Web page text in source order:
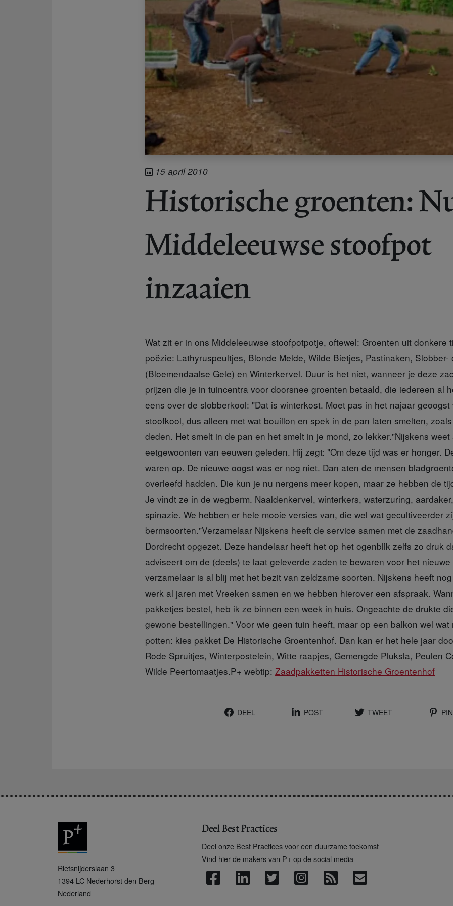
15 april 2010
Historische groenten:
Middeleeuwse stoofpot
inzaaien
Wat zit er in ons Middeleeuwse stoofpotpotje, oftewel: Groenten uit donkere
poëzie: Lathyruspeultjes, Blonde Melde, Wilde Bietjes, Pastinaken, Slobber-
(Bloemendaalse Gele) en Winterkervel. Duur is het niet, wanneer je deze
prijzen die je in tuincentra voor doorsnee groenten betaald, die iedereen al
eens over de slobberkool: "Dat is winterkost. Moet pas in het najaar
stoofkool, dus alleen met wat bouillon en spek in de pan laten smelten,
deden. Het smelt in de pan en het smelt in je mond, zo lekker."Nijskens
eetgewoonten van eeuwen geleden. Hij zegt: "Om deze tijd was er honger.
waren op. De nieuwe oogst was er nog niet. Dan aten de mensen
overleefd hadden. Die kun je nu nergens meer kopen, maar ze hebben de
Je vindt ze in de wegberm. Naaldenkervel, winterkers, waterzuring,
spinazie. We hebben er hele mooie versies van, die wel wat gecultiveerder
bermsoorten."Verzamelaar Nijskens heeft de service samen met de
Dordrecht opgezet. Deze handelaar heeft het op het ogenblik zelfs zo druk
adviseert om de (deels) te laat geleverde zaden te bewaren voor het
verzamelaar is al blij met het bezit van zeldzame soorten. Nijskens heeft
werk al jaren met Vreeken samen en we hebben hierover een afspraak.
pakketjes bestel, heb ik ze binnen een week in huis. Ongeachte de drukte
gewone bestellingen." Voor wie geen tuin heeft, maar op een balkon wel
potten: kies pakket De Historische Groentenhof. Dan kan er het hele jaar
Rode Spruitjes, Winterpostelein, Witte raapjes, Gemengde Pluksla, Peulen
Wilde Peertomaatjes.P+ webtip: Zaadpakketten Historische Groentenhof
DEEL POST TWEET PIN
+
Rietsnijderslaan 3
1394 LC Nederhorst den Berg
Nederland
Deel Best Practices
Deel onze Best Practices voor een duurzame toekomst
Vind hier de makers van P+ op de social media